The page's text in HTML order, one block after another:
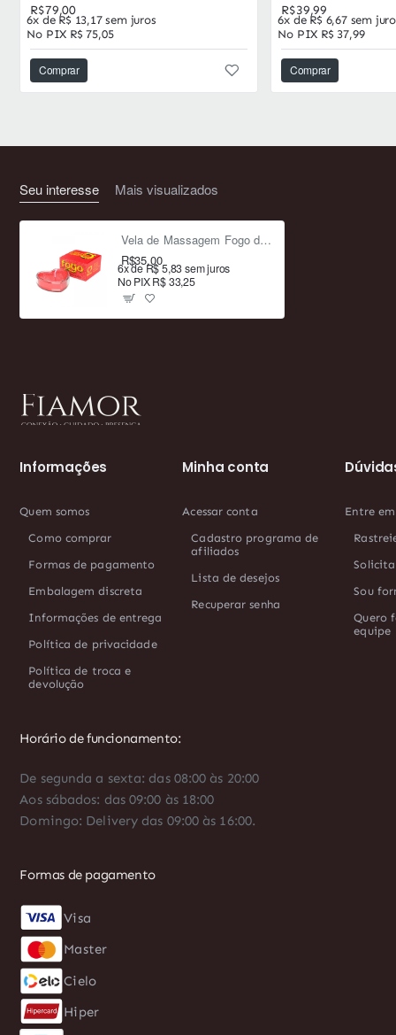
R$79,00
6x de R$ 13,17 sem juros
No PIX R$ 75,05
Comprar
R$39,99
6x de R$ 6,67 sem
No PIX R$ 37,99
Comprar
Seu interesse Mais visualizados
Vela de Massagem Fogo da Paixão Morango – Sexy Fantasy, Óleo Quente Hidratante, Aroma Doce
R$35,00
6x de R$ 5,83 sem juros
No PIX R$ 33,25
Informações
Quem somos
Como comprar
Formas de pagamento
Embalagem discreta
Informações de entrega
Política de privacidade
Política de troca e
devolução
Minha conta
Acessar conta
Cadastro programa de
afiliados
Lista de desejos
Recuperar senha
Entre
Sou
Quero
equipe
Horário de funcionamento:
De segunda a sexta: das 08:00 às 20:00
Aos sábados: das 09:00 às 18:00
Domingo: Delivery das 09:00 às 16:00.
Formas de pagamento
Visa
Master
Cielo
Hiper